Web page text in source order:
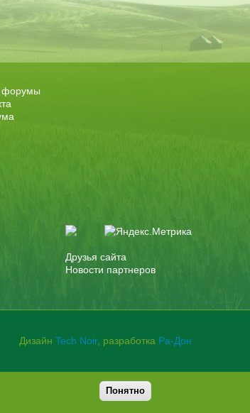
форумы
Друзья сайта
Новости партнеров
Дизайн Tech Noir, разработка Ра-Дон
Понятно